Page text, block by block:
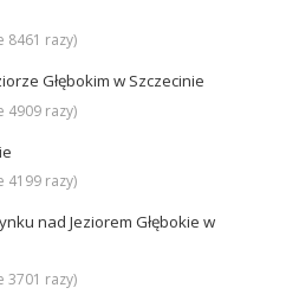
8461 razy)
Głębokim w Szczecinie
4909 razy)
4199 razy)
nad Jeziorem Głębokie w
3701 razy)